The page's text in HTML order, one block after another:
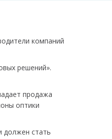
компаний
решений».
продажа
оптики
должен стать